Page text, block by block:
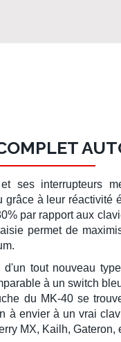
sesinterrupteurs
grâce à leur réactivité
par rapport aux
permet de
tout nouveau
à un switch
du MK-40se
à envier à un vrai
MX, Kailh, Gateron,